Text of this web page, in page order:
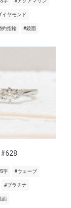
イヤモンド
約指輪 #鏡面
字 #ウェーブ
#プラチナ
面